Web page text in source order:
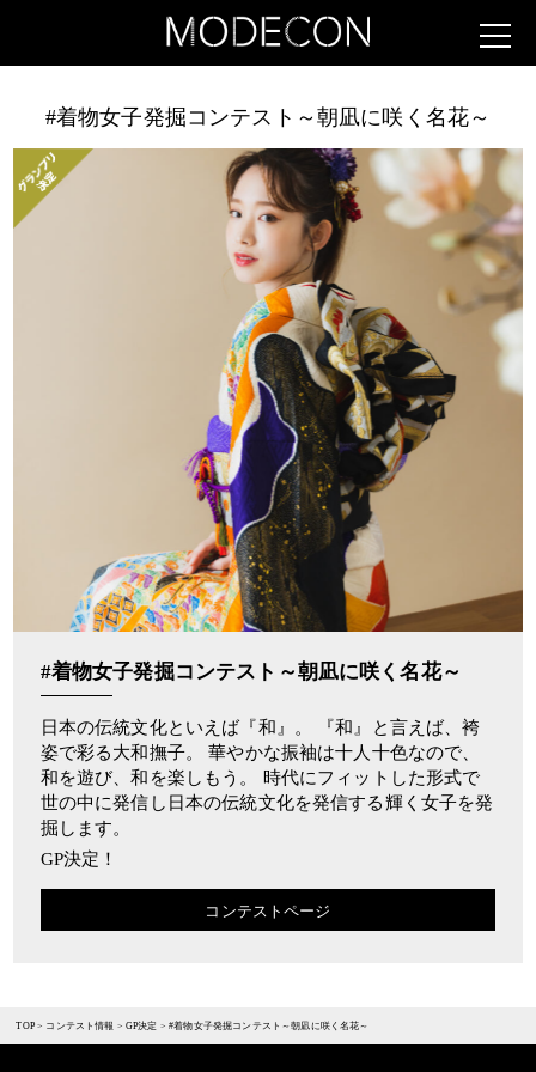
#着物女子発掘コンテスト～朝凪に咲く名花～
#着物女子発掘コンテスト～朝凪に咲く名花～
日本の伝統文化といえば『和』。 『和』と言えば、袴
姿で彩る大和撫子。 華やかな振袖は十人十色なので、
和を遊び、和を楽しもう。 時代にフィットした形式で
世の中に発信し日本の伝統文化を発信する輝く女子を発
掘します。
GP決定！
コンテストページ
TOP> コンテスト情報 >GP決定 >#着物女子発掘コンテスト～朝凪に咲く名花～